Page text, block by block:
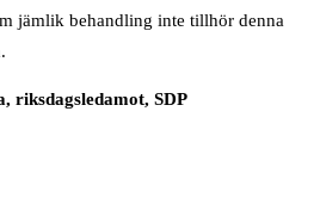
jämlik behandling inte tillhör denna
riksdagsledamot, SDP